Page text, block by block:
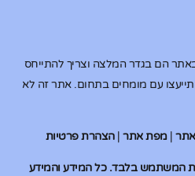
הם בגדר המלצה וצריך להתייחס
עם מומחים בתחום. אתר זה לא
|מפת אתר|הצהרת פרטיות
המשתמש בלבד. כל המידע והמידע